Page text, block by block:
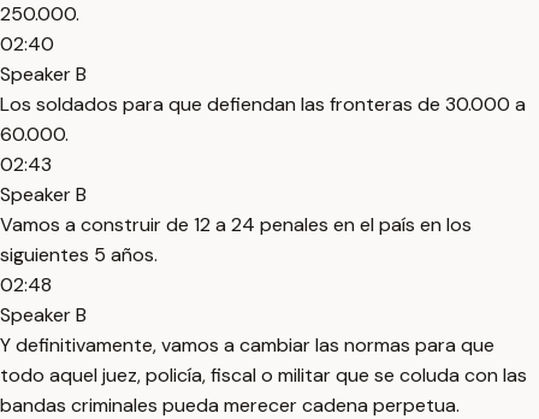
250.000.
02:40
Speaker B
Los soldados para que defiendan las fronteras de 30.000 a
60.000.
02:43
Speaker B
Vamos a construir de 12 a 24 penales en el país en los
siguientes 5 años.
02:48
Speaker B
Y definitivamente, vamos a cambiar las normas para que
todo aquel juez, policía, fiscal o militar que se coluda con las
bandas criminales pueda merecer cadena perpetua.